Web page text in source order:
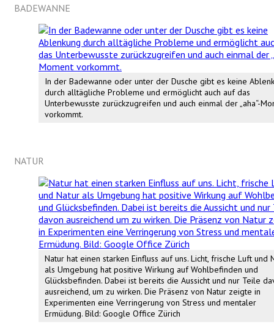
BADEWANNE
In der Badewanne oder unter der Dusche gibt es keine
durch alltägliche Probleme und ermöglicht auch auf das
Unterbewusste zurückzugreifen und auch einmal der „aha“-
vorkommt.
NATUR
Natur hat einen starken Einfluss auf uns. Licht, frische Luft und
als Umgebung hat positive Wirkung auf Wohlbefinden und
Glücksbefinden. Dabei ist bereits die Aussicht und nur Teile
ausreichend, um zu wirken. Die Präsenz von Natur zeigte in
Experimenten eine Verringerung von Stress und mentaler
Ermüdung. Bild: Google Office Zürich